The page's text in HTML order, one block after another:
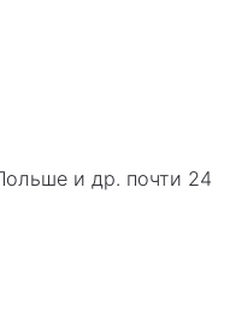
и др. почти 24